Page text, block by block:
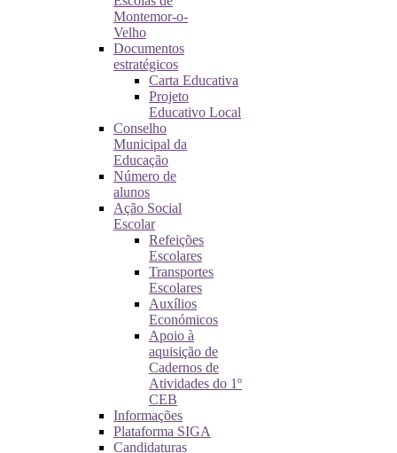
Montemor-o-
Velho
Documentos
estratégicos
Carta Educativa
Projeto
Educativo Local
Conselho
Municipal da
Educação
Número de
alunos
Ação Social
Escolar
Refeições
Escolares
Transportes
Escolares
Auxílios
Económicos
Apoio à
aquisição de
Cadernos de
Atividades do 1º
CEB
Informações
Plataforma SIGA
Candidaturas